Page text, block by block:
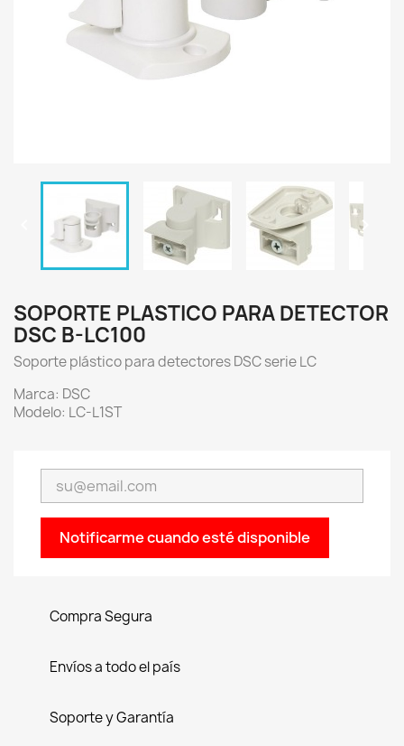

SOPORTE PLASTICO PARA DETECTOR
DSC B-LC100
Soporte plástico para detectores DSC serie LC
Marca: DSC
Modelo: LC-L1ST
Notificarme cuando esté disponible
Compra Segura
Envíos a todo el país
Soporte y Garantía